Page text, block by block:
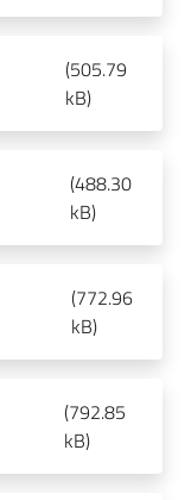
(505.79
kB)
(488.30
kB)
(772.96
kB)
(792.85
kB)